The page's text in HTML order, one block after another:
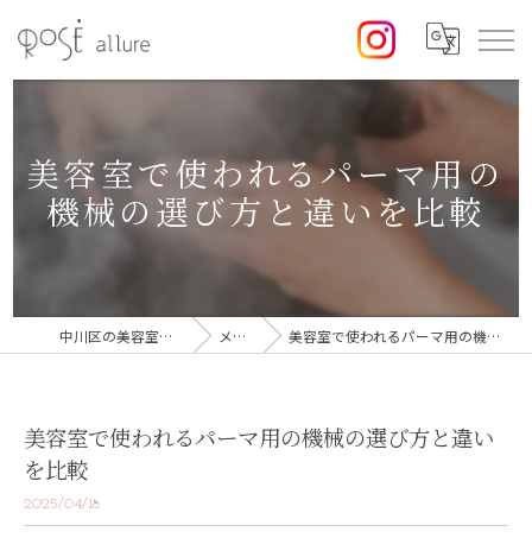
美容室で使われるパーマ用の
機械の選び方と違いを比較
中川区の美容室なら美容室ロゼ メディア 美容室で使われるパーマ用の機械の選び方と違いを比較
美容室で使われるパーマ用の機械の選び方と違い
を比較
2025/04/18